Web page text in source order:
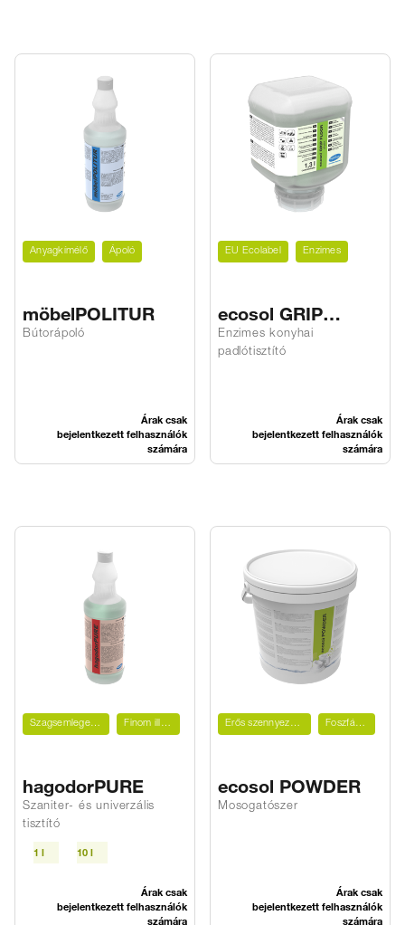
Anyagkímélő Ápoló
möbelPOLITUR
Bútorápoló
Árak csak
bejelentkezett felhasználók
számára
EU Ecolabel Enzimes
ecosol GRIP
FLOOR 4MIX
Enzimes konyhai
padlótisztító
Árak csak
bejelentkezett felhasználók
számára
Szagsemlegesítő Finom illatú
hagodorPURE
Szaniter- és univerzális
tisztító
1 l 10 l
Árak csak
bejelentkezett felhasználók
számára
Erős szennyeződések ellen Foszfátmentes
ecosol POWDER
Mosogatószer
Árak csak
bejelentkezett felhasználók
számára